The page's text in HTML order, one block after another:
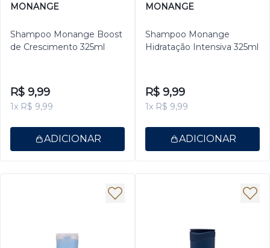
MONANGE
Shampoo Monange Boost
de Crescimento 325ml
R$ 9,99
1x R$ 9,99
ADICIONAR
MONANGE
Shampoo Monange
Hidratação Intensiva 325ml
R$ 9,99
1x R$ 9,99
ADICIONAR